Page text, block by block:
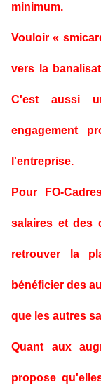
minimum.
Vouloir «
vers la
C'est aussi
engagement
l'entreprise.
Pour FO-
salaires et des
retrouver la
bénéficier des
que les autres
Quant aux
propose